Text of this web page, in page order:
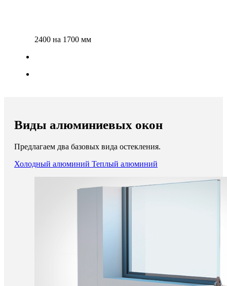
2400 на 1700 мм
Виды алюминиевых окон
Предлагаем два базовых вида остекления.
Холодный алюминий Теплый алюминий